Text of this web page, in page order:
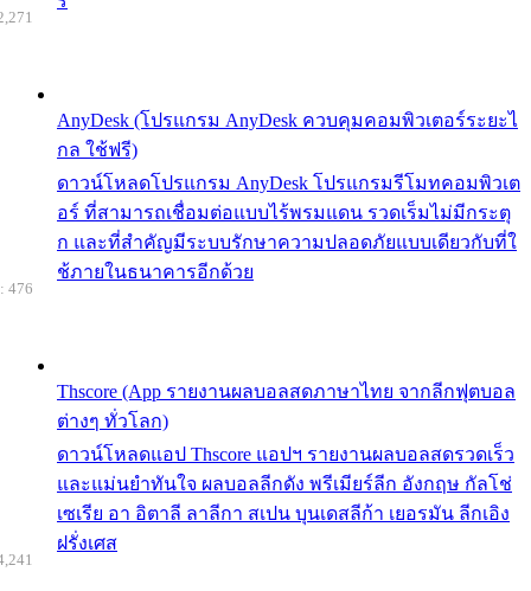
AnyDesk (โปรแกรม AnyDesk ควบคุมคอมพิวเตอร์ระยะไ
กล ใช้ฟรี)
ดาวน์โหลดโปรแกรม AnyDesk โปรแกรมรีโมทคอมพิวเต
อร์ ที่สามารถเชื่อมต่อแบบไร้พรมแดน รวดเร็มไม่มีกระตุ
ก และที่สำคัญมีระบบรักษาความปลอดภัยแบบเดียวกับที่ใ
ช้ภายในธนาคารอีกด้วย
Thscore (App รายงานผลบอลสดภาษาไทย จากลีกฟุตบอล
ต่างๆ ทั่วโลก)
ดาวน์โหลดแอป Thscore แอปฯ รายงานผลบอลสดรวดเร็ว
และแม่นยำทันใจ ผลบอลลีกดัง พรีเมียร์ลีก อังกฤษ กัลโช่
เซเรีย อา อิตาลี ลาลีกา สเปน บุนเดสลีก้า เยอรมัน ลีกเอิง
ฝรั่งเศส
476